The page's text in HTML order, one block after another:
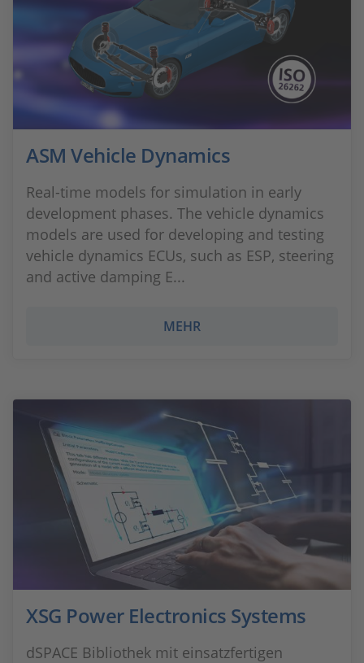
ASM Vehicle Dynamics
Real-time models for simulation in early
development phases. The vehicle dynamics
models are used for developing and testing
vehicle dynamics ECUs, such as ESP, steering
and active damping E...
MEHR
XSG Power Electronics Systems
dSPACE Bibliothek mit einsatzfertigen